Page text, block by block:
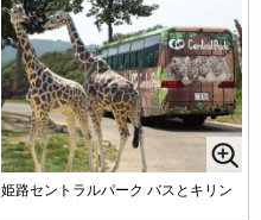
姫路セントラルパーク バスとキリン